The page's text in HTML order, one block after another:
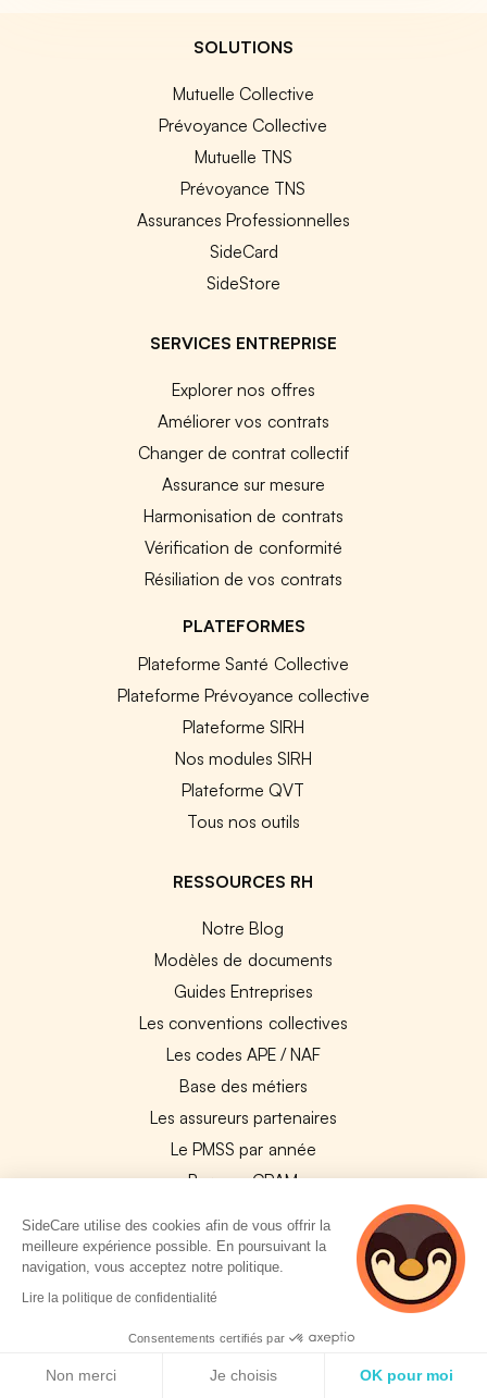
SOLUTIONS
Mutuelle Collective
Prévoyance Collective
Mutuelle TNS
Prévoyance TNS
Assurances Professionnelles
SideCard
SideStore
SERVICES ENTREPRISE
Explorer nos offres
Améliorer vos contrats
Changer de contrat collectif
Assurance sur mesure
Harmonisation de contrats
Vérification de conformité
Résiliation de vos contrats
PLATEFORMES
Plateforme Santé Collective
Plateforme Prévoyance collective
Plateforme SIRH
Nos modules SIRH
Plateforme QVT
Tous nos outils
RESSOURCES RH
Notre Blog
Modèles de documents
Guides Entreprises
Les conventions collectives
Les codes APE / NAF
Base des métiers
Les assureurs partenaires
Le PMSS par année
Bureaux CPAM
Les OPCO
Tops assurances par secteur
Réseaux de soins
Boîte à outils santé
Les garanties des assurances entreprises
SideCare utilise des cookies afin de vous offrir la
meilleure expérience possible. En poursuivant la
navigation, vous acceptez notre politique.
Lire la politique de confidentialité
Consentements certifiés par
Non merci Je choisis OK pour moi
2 personnes
consultent
actuellement cette